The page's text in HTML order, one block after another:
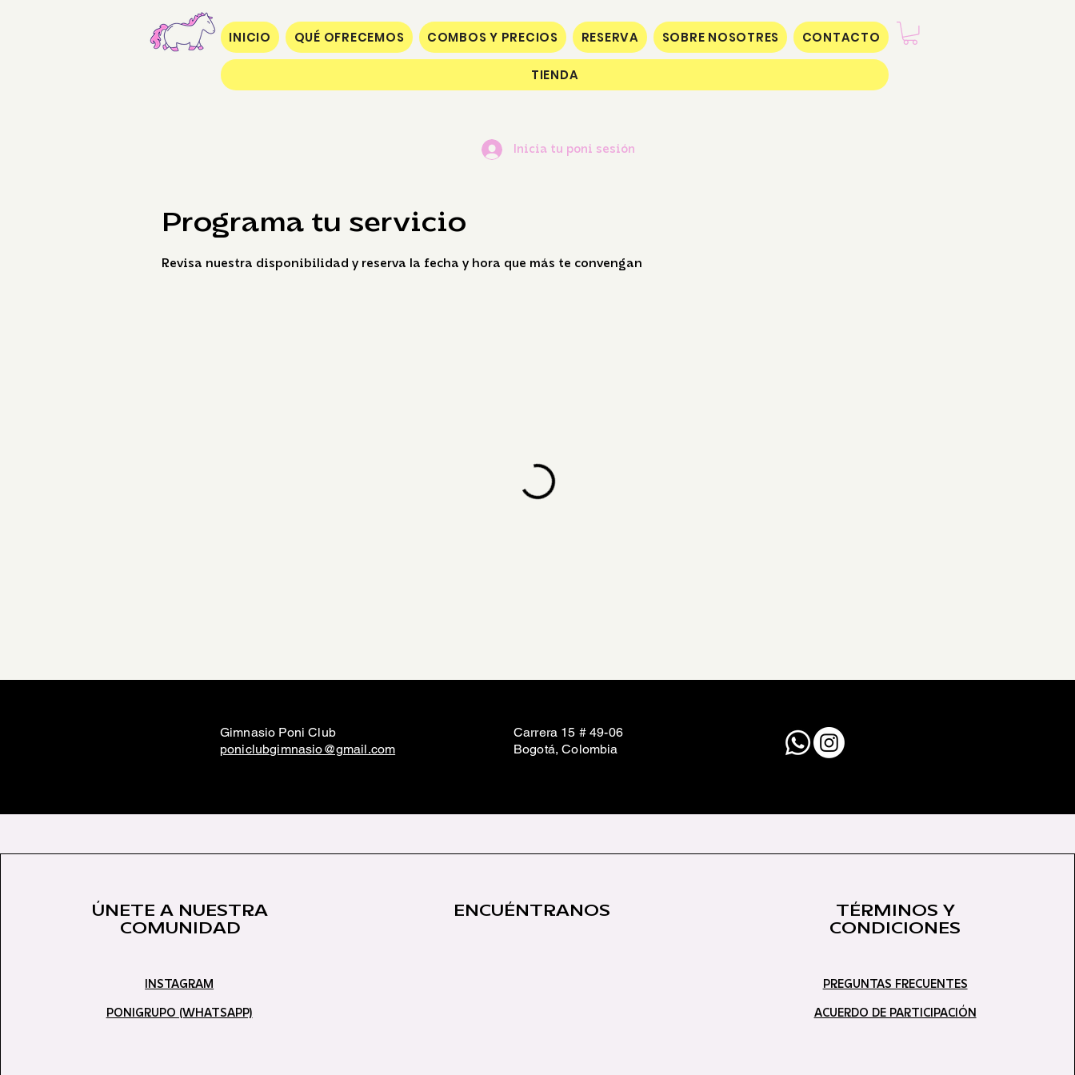
INICIO QUÉ OFRECEMOS COMBOS Y PRECIOS RESERVA SOBRE NOSOTRES CONTACTO
TIENDA
Inicia tu poni sesión
Programa tu servicio
Revisa nuestra disponibilidad y reserva la fecha y hora que más te convengan
Gimnasio Poni Club
poniclubgimnasio@gmail.com
Carrera 15 # 49-06
Bogotá, Colombia
ÚNETE A NUESTRA
COMUNIDAD
INSTAGRAM
PONIGRUPO (WHATSAPP)
ENCUÉNTRANOS
TÉRMINOS Y
CONDICIONES
PREGUNTAS FRECUENTES
ACUERDO DE PARTICIPACIÓN